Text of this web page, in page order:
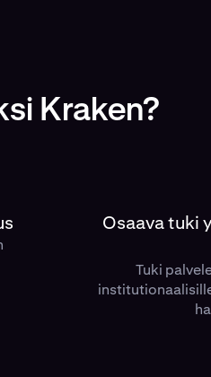
Kraken?
Osaava tuki
Tuki